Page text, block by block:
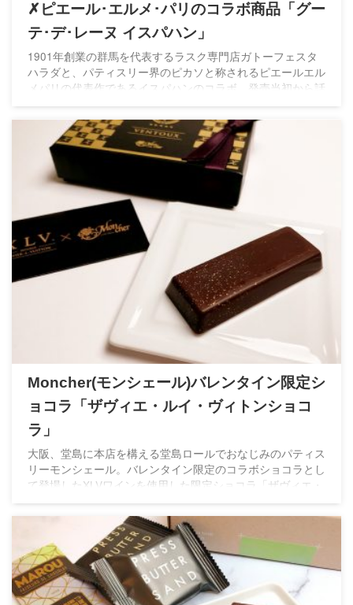
✗ピエール･エルメ･パリのコラボ商品「グー
テ･デ･レーヌ イスパハン」
1901年創業の群馬を代表するラスク専門店ガトーフェスタ
ハラダと、パティスリー界のピカソと称されるピエールエル
メパリの代表作であるイスパハンのコラボ。発売当初から話
Moncher(モンシェール)バレンタイン限定シ
ョコラ「ザヴィエ・ルイ・ヴィトンショコ
ラ」
大阪、堂島に本店を構える堂島ロールでおなじみのパティス
リーモンシェール。バレンタイン限定のコラボショコラとし
て登場したXLVワインを使用した限定ショコラ「ザヴィエ・